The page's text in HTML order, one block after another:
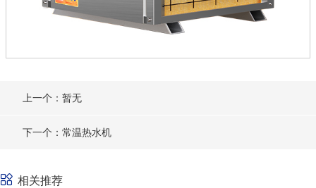
上一个：暂无
下一个：常温热水机
相关推荐